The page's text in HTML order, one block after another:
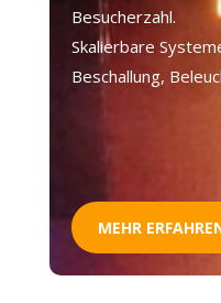
Besucherzahl.
Skalierbare
Beschallung,
MEHR